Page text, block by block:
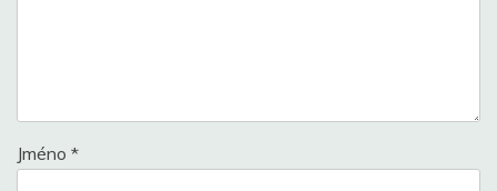
Jméno *